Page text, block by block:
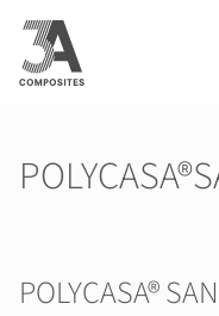
le
terme
de
POLYCASA®